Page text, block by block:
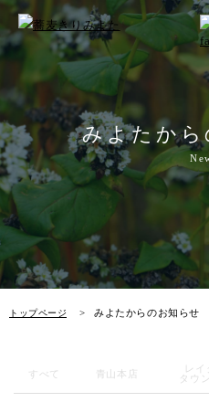
みよたか
トップページ みよたからのお知らせ
トッ
みよ
みよた
畑だ
メニ
お知
すべて 青山本店
レイ
タウ